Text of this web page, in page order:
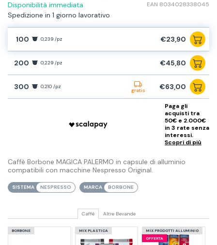
Disponibilità immediata EAN 8034028338045
Spedizione in 1 giorno lavorativo
100 0,239 /pz €23,90
200 0,229 /pz €45,80
300 0,210 /pz
gratis €63,00
Paga gli
acquisti tra
50€ e 2.000€
in 3 rate senza
interessi.
Scopri di più
Caffè Borbone MAGICA PALERMO in capsule di alluminio
compatibili con macchine Nespresso Original.
SISTEMA NESPRESSO MARCA BORBONE
Caffè Altre Bevande
BORBONE MIX PLASTICA
MIX PRODOTTI ALLUMINIO
OFFERTA